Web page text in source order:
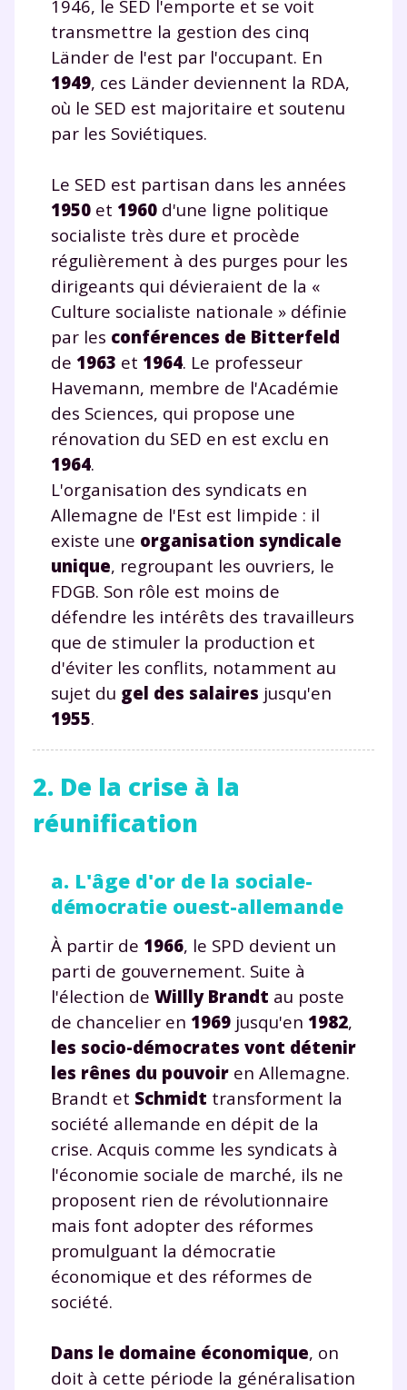
1946, le SED l'emporte et se voit
transmettre la gestion des cinq
Länder de l'est par l'occupant. En
1949, ces Länder deviennent la RDA,
où le SED est majoritaire et soutenu
par les Soviétiques.
Le SED est partisan dans les années
1950 et 1960 d'une ligne politique
socialiste très dure et procède
régulièrement à des purges pour les
dirigeants qui dévieraient de la «
Culture socialiste nationale » définie
par les conférences de Bitterfeld
de 1963 et 1964. Le professeur
Havemann, membre de l'Académie
des Sciences, qui propose une
rénovation du SED en est exclu en
1964.
L'organisation des syndicats en
Allemagne de l'Est est limpide : il
existe une organisation syndicale
unique, regroupant les ouvriers, le
FDGB. Son rôle est moins de
défendre les intérêts des travailleurs
que de stimuler la production et
d'éviter les conflits, notamment au
sujet du gel des salaires jusqu'en
1955.
2. De la crise à la
réunification
a. L'âge d'or de la sociale-
démocratie ouest-allemande
À partir de 1966, le SPD devient un
parti de gouvernement. Suite à
l'élection de WiIlly Brandt au poste
de chancelier en 1969 jusqu'en 1982,
les socio-démocrates vont détenir
les rênes du pouvoir en Allemagne.
Brandt et Schmidt transforment la
société allemande en dépit de la
crise. Acquis comme les syndicats à
l'économie sociale de marché, ils ne
proposent rien de révolutionnaire
mais font adopter des réformes
promulguant la démocratie
économique et des réformes de
société.
Dans le domaine économique, on
doit à cette période la généralisation